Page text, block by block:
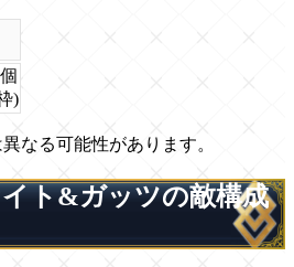
)
なる可能性があります。
ト&ガッツの敵構成